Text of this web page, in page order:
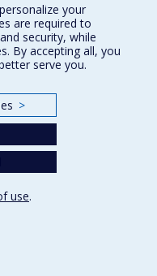
du paysage
l'éducation -
et fondements
; Langues
éducation
your
are required to
security, while
By accepting all, you
serve you.
>
use.